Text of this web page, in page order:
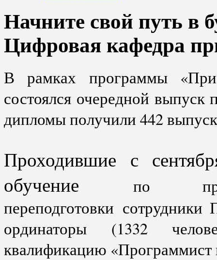
Начните свой путь в
Цифровая кафедра
В рамках программы
состоялся очередной
дипломы получили 442
Проходившие с
обучениепо
переподготовки
ординаторы (1332
квалификацию «Программист